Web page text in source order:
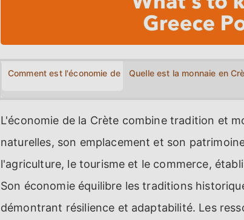
Comment est l'économie de la Crète?Quelle est la monnaie en
L'économie de la Crète combine tradition et
naturelles, son emplacement et son
l'agriculture, le tourisme et le commerce,
Son économie équilibre les traditions
démontrant résilience et adaptabilité. Les